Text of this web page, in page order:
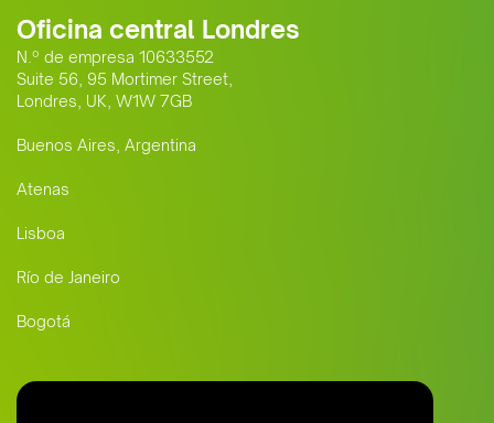
Oficina central Londres
N.º de empresa 10633552
Suite 56, 95 Mortimer Street,
Londres, UK, W1W 7GB
Buenos Aires, Argentina
Atenas
Lisboa
Río de Janeiro
Bogotá